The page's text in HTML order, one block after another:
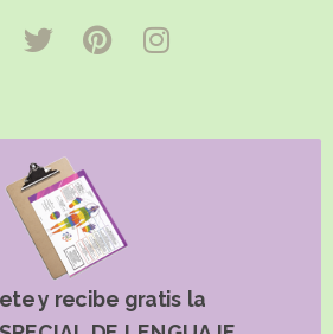
y recibe gratis la